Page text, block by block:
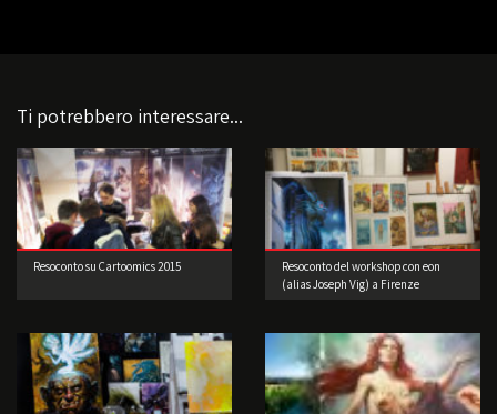
Ti potrebbero interessare...
Resoconto su Cartoomics 2015
Resoconto del workshop con eon
(alias Joseph Vig) a Firenze